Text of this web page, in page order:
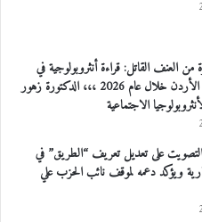
من العنف القاتل: قراءة أنثروبولوجية في
وقائع مرصودة في الأردن خلال عام 2026 ،،، الدكتورة زهور
الاجتماعية
على تعديل تعريف “الطريق” في
ويؤكد دعمه لموقف نائب الحزب علي